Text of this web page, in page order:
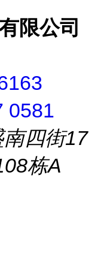
限公司
0581
四街17
栋A